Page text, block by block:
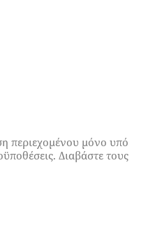
περιεχομένου μόνο υπό
Διαβάστε τους